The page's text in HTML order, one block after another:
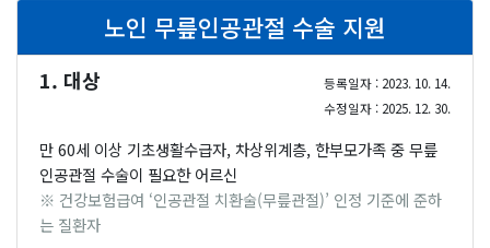
노인 무릎인공관절 수술 지원
1. 대상
등록일자 : 2023. 10. 14.
수정일자 : 2025. 12. 30.
만 60세 이상 기초생활수급자, 차상위계층, 한부모가족 중 무릎
인공관절 수술이 필요한 어르신
※ 건강보험급여 ‘인공관절 치환술(무릎관절)’ 인정 기준에 준하
는 질환자